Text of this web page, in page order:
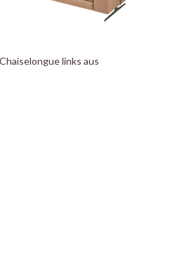
links aus